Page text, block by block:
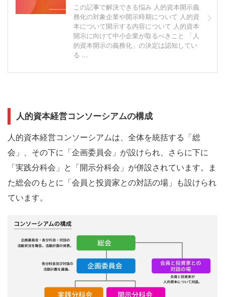
この記事で解決できる悩み 人的資本開示義
務化の対象企業や開示時期について 人的資
本について開示する内容について 人的資本
開示に向けて中小企業が取るべきこと 「人
的資本開示の義務化」の決定は認知してい
る ...
人的資本経営コンソーシアムの構成
人的資本経営コンソーシアムは、全体を統括する「総
会」、その下に「企画委員会」が設けられ、さらに下に
「実践分科会」と「開示分科会」が併設されています。ま
た総会のもとに「会員と投資家との対話の場」も設けられ
ています。